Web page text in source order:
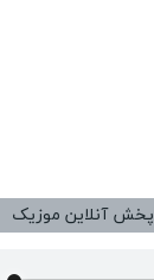
پخش آنلاین موزیک